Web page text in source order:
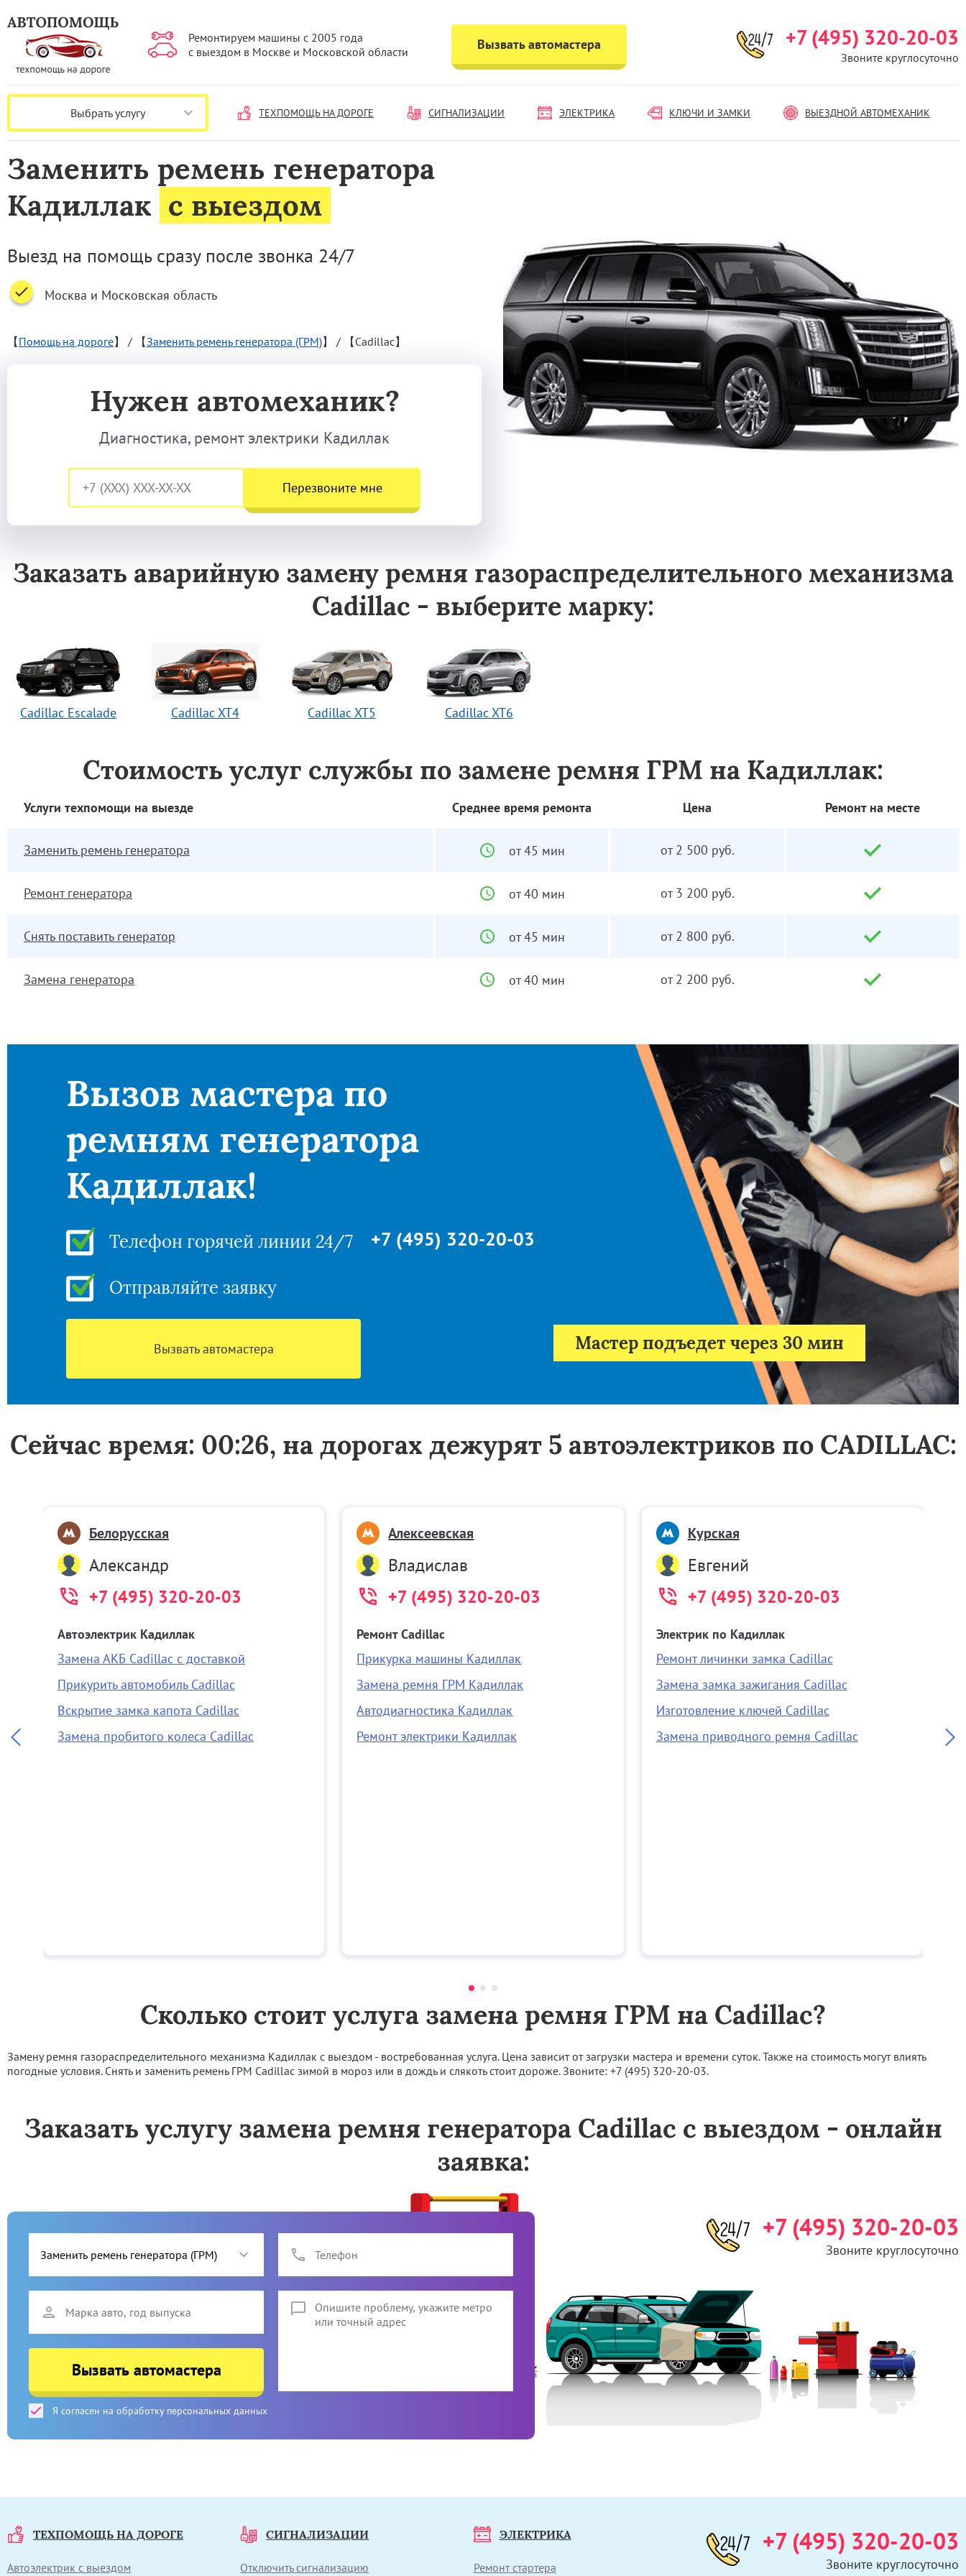
Ремонтируем машины с 2005 года
с выездом в Москве и Московской области
Вызвать автомастера +7 (495) 320-20-03
Звоните круглосуточно
Выбрать услугу ТЕХПОМОЩЬ НА ДОРОГЕ СИГНАЛИЗАЦИИ ЭЛЕКТРИКА КЛЮЧИ И ЗАМКИ ВЫЕЗДНОЙ АВТОМЕХАНИК
Заменить ремень генератора
Кадиллак с выездом
Выезд на помощь сразу после звонка 24/7
Москва и Московская область
【Помощь на дороге】 / 【Заменить ремень генератора (ГРМ)】 / 【Cadillac】
Нужен автомеханик?
Диагностика, ремонт электрики Кадиллак
Перезвоните мне
Заказать аварийную замену ремня газораспределительного механизма
Cadillac - выберите марку:
Cadillac Escalade Cadillac XT4 Cadillac XT5 Cadillac XT6
Стоимость услуг службы по замене ремня ГРМ на Кадиллак:
Услуги техпомощи на выезде Среднее время ремонта Цена Ремонт на месте
Заменить ремень генератора от 45 мин от 2 500 руб.
Ремонт генератора от 40 мин от 3 200 руб.
Снять поставить генератор от 45 мин от 2 800 руб.
Замена генератора от 40 мин от 2 200 руб.
Мастер подъедет через 30 мин
Вызов мастера по
ремням генератора
Кадиллак!
Телефон горячей линии 24/7
Отправляйте заявку
+7 (495) 320-20-03
Вызвать автомастера
Сейчас время: 00:26, на дорогах дежурят 5 автоэлектриков по CADILLAC:
Белорусская
Александр
+7 (495) 320-20-03
Автоэлектрик Кадиллак
Замена АКБ Cadillac с доставкой
Прикурить автомобиль Cadillac
Вскрытие замка капота Cadillac
Замена пробитого колеса Cadillac
Алексеевская
Владислав
+7 (495) 320-20-03
Ремонт Cadillac
Прикурка машины Кадиллак
Замена ремня ГРМ Кадиллак
Автодиагностика Кадиллак
Ремонт электрики Кадиллак
Курская
Евгений
+7 (495) 320-20-03
Электрик по Кадиллак
Ремонт личинки замка Cadillac
Замена замка зажигания Cadillac
Изготовление ключей Cadillac
Замена приводного ремня Cadillac
Сколько стоит услуга замена ремня ГРМ на Cadillac?
Замену ремня газораспределительного механизма Кадиллак с выездом - востребованная услуга. Цена зависит от загрузки мастера и времени суток. Также на стоимость могут влиять
погодные условия. Снять и заменить ремень ГРМ Cadillac зимой в мороз или в дождь и слякоть стоит дороже. Звоните: +7 (495) 320-20-03.
Заказать услугу замена ремня генератора Cadillac с выездом - онлайн
заявка:
Вызвать автомастера
Я согласен на обработку персональных данных
+7 (495) 320-20-03
Звоните круглосуточно
ТЕХПОМОЩЬ НА ДОРОГЕ
Автоэлектрик с выездом
СИГНАЛИЗАЦИИ
Отключить сигнализацию
ЭЛЕКТРИКА
Ремонт стартера
+7 (495) 320-20-03
Звоните круглосуточно